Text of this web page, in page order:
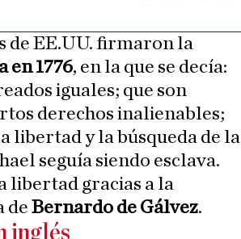
de EE.UU. firmaron la
en 1776, en la que se decía:
iguales; que son
derechos inalienables;
libertad y la búsqueda de la
seguía siendo esclava.
libertad gracias a la
de Bernardo de Gálvez.
inglés